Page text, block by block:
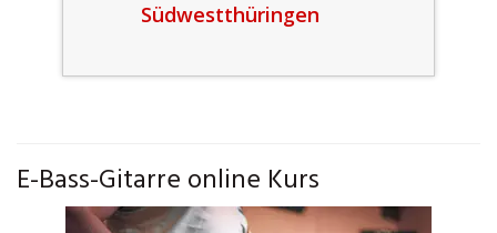
Südwestthüringen
E-Bass-Gitarre online Kurs